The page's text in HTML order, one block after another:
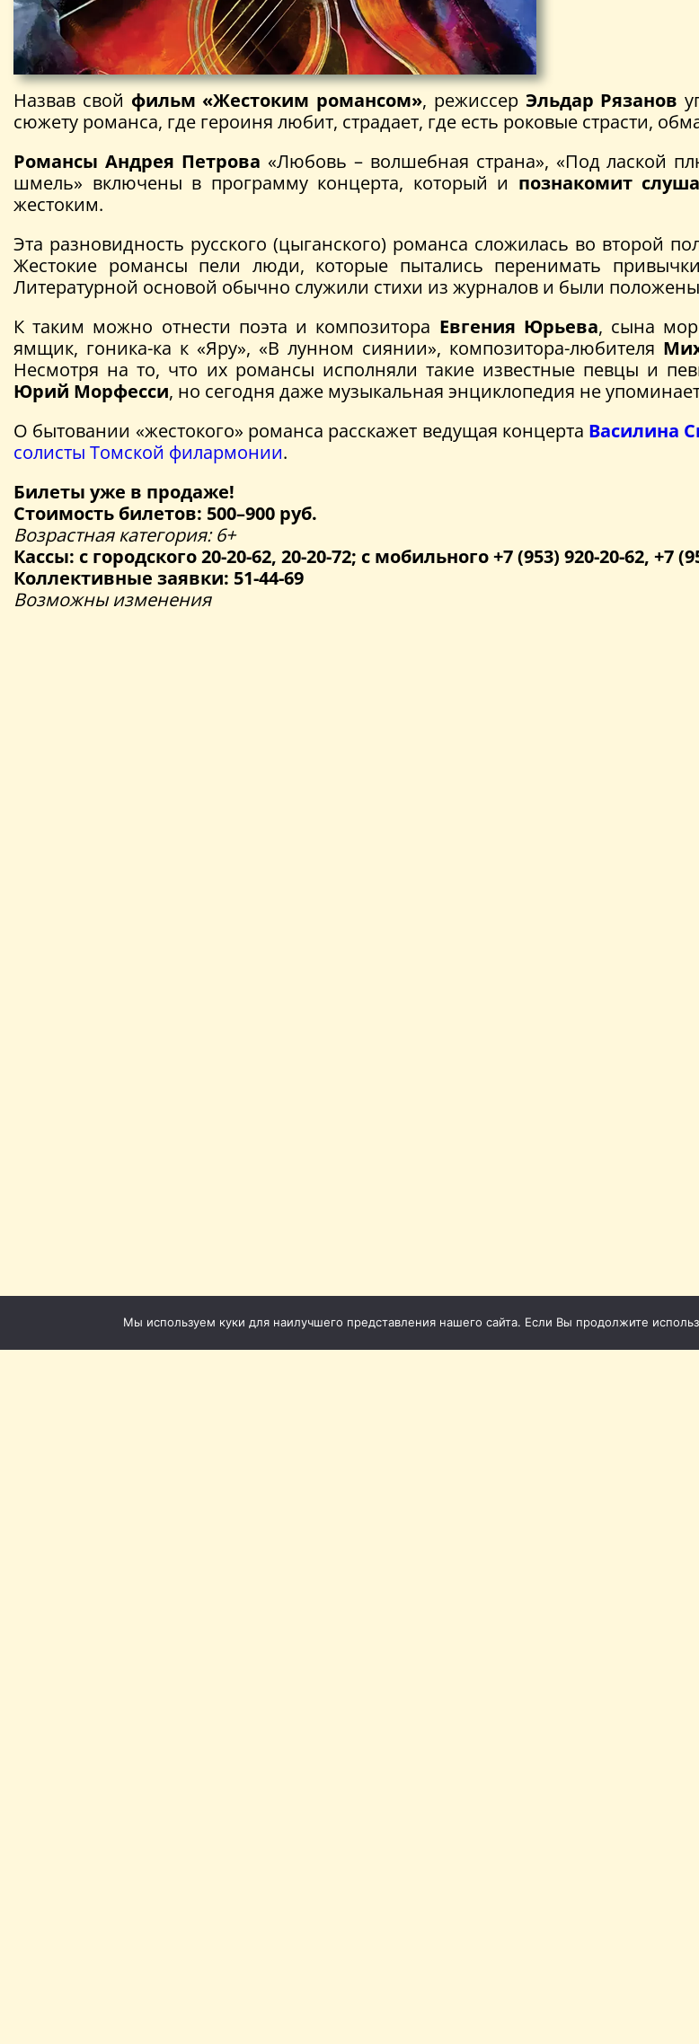
Назвав свой фильм «Жестоким романсом», режиссер Эльдар Рязанов
сюжету романса, где героиня любит, страдает, где есть роковые страсти,
Романсы Андрея Петрова «Любовь – волшебная страна», «Под лаской
шмель» включены в программу концерта, который и познакомит
жестоким.
Эта разновидность русского (цыганского) романса сложилась во второй
Жестокие романсы пели люди, которые пытались перенимать
Литературной основой обычно служили стихи из журналов и были
К таким можно отнести поэта и композитора Евгения Юрьева, сына
ямщик, гоника-ка к «Яру», «В лунном сиянии», композитора-любителя
Несмотря на то, что их романсы исполняли такие известные певцы и
Юрий Морфесси, но сегодня даже музыкальная энциклопедия не
О бытовании «жестокого» романса расскажет ведущая концерта Василина
солисты Томской филармонии.
Билеты уже в продаже!
Стоимость билетов: 500–900 руб.
Возрастная категория: 6+
Кассы: с городского 20-20-62, 20-20-72; с мобильного +7 (953) 920-20-62, +7
Коллективные заявки: 51-44-69
Возможны изменения
Мы используем куки для наилучшего представления нашего сайта. Если Вы продолжите